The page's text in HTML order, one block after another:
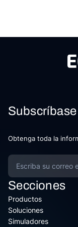
Obtenga toda la
Secciones
Productos
Soluciones
Simuladores